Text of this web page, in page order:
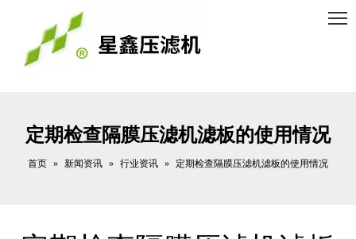
定期检查隔膜压滤机滤板的使用情况
首页 » 新闻资讯 » 行业资讯 » 定期检查隔膜压滤机滤板的使用情况